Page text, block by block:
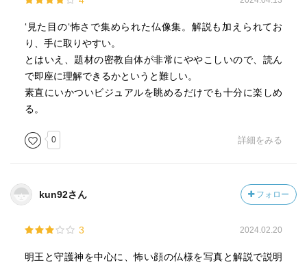
‘見た目の‘怖さで集められた仏像集。解説も加えられてお
り、手に取りやすい。
とはいえ、題材の密教自体が非常にややこしいので、読ん
で即座に理解できるかというと難しい。
素直にいかついビジュアルを眺めるだけでも十分に楽しめ
る。
0 詳細をみる
kun92さん フォロー
3 2024.02.20
明王と守護神を中心に、怖い顔の仏様を写真と解説で説明